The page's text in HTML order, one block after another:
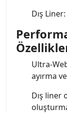
Dış
Ultra-
ayırma
Dış liner